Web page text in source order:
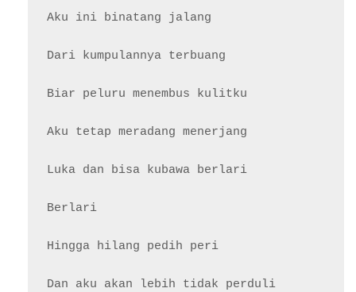
Aku ini binatang jalang
Dari kumpulannya terbuang
Biar peluru menembus kulitku
Aku tetap meradang menerjang
Luka dan bisa kubawa berlari
Berlari
Hingga hilang pedih peri
Dan aku akan lebih tidak perduli